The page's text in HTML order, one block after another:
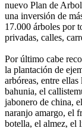
nuevo Plan de
una inversión de
17.000 árboles por
privadas, calles,
Por último cabe
la plantación de
arbóreas, entre
bahunia, el
jabonero de china,
naranjo amargo, el
botella, el almez, el